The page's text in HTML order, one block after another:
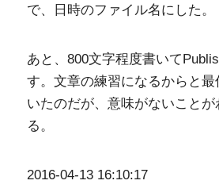
で、日時のファイル名にした。
あと、800文字程度書いて
す。文章の練習になるからと最
いたのだが、意味がないこと
る。
2016-04-13 16:10:17